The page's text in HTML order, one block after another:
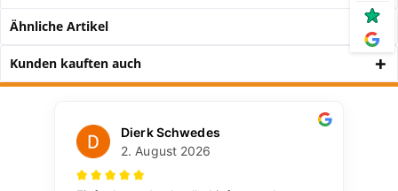
Ähnliche Artikel
Kunden kauften auch